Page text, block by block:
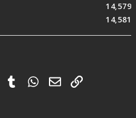
14,579
14,581
PinterestTumblrWhatsApp
電子郵件
連結